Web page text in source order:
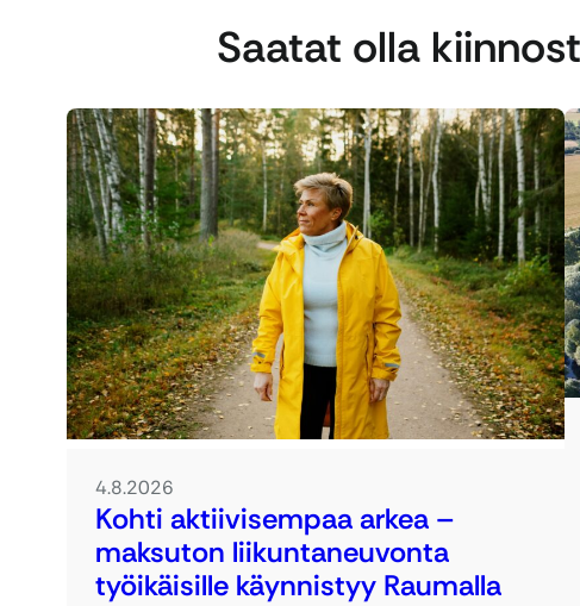
Saatat olla
4.8.2026
Kohti aktiivisempaa arkea –
maksuton liikuntaneuvonta
työikäisille käynnistyy Raumalla